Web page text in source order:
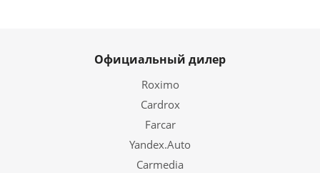
Официальный дилер
Roximo
Cardrox
Farcar
Yandex.Auto
Carmedia